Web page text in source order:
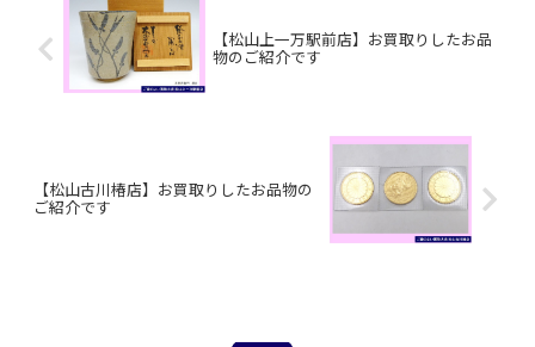
【松山上一万駅前店】お買取りしたお品
物のご紹介です
【松山古川椿店】お買取りしたお品物の
ご紹介です